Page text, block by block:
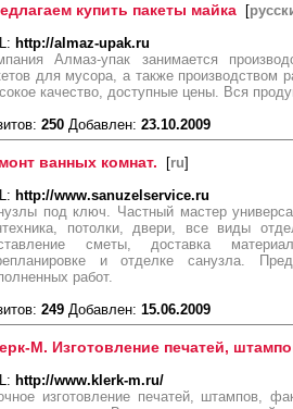
купить пакеты майка [
http://almaz-upak.ru
Алмаз-упак занимается
для мусора, а также производством
качество, доступные цены. Вся
250 Добавлен: 23.10.2009
ванных комнат. [ru]
http://www.sanuzelservice.ru
под ключ. Частный мастер
потолки, двери, все виды
сметы, доставка
и отделке санузла.
работ.
249 Добавлен: 15.06.2009
М. Изготовление печатей,
http://www.klerk-m.ru/
изготовление печатей, штампов,